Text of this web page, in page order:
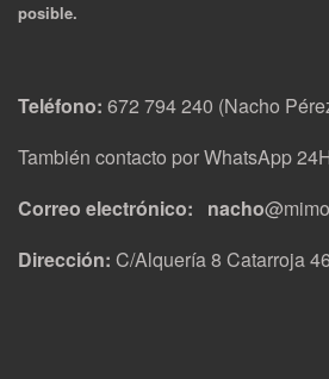
posible.
Teléfono: 672 794 240 (Nacho
También contacto por WhatsApp
Correo electrónico: nacho
Dirección: C/Alquería 8 Catarroja